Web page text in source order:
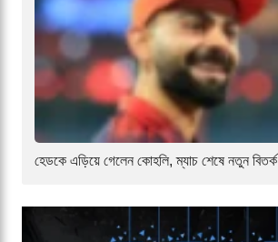
হেডকে এড়িয়ে গেলেন কোহলি, ম্যাচ শেষে নতুন বিতর্ক